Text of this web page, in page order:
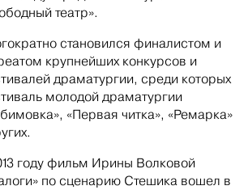
театр».
становился финалистом и
крупнейших конкурсов и
драматургии, среди которых
молодой драматургии
«Первая читка», «Ремарка»
году фильм Ирины Волковой
по сценарию Стешика вошел в